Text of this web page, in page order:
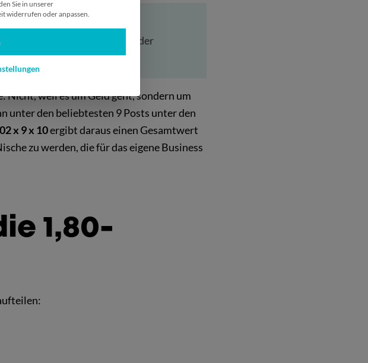
„
steht. Ein ähnliches Idiom der
weil es um Geld geht, sondern um
unter den beliebtesten 9 Posts unter den
x 9 x 10ergibt daraus einen Gesamtwert
zu werden, die für das eigene Business
1,80-
Sie in unserer
widerrufen oder anpassen.